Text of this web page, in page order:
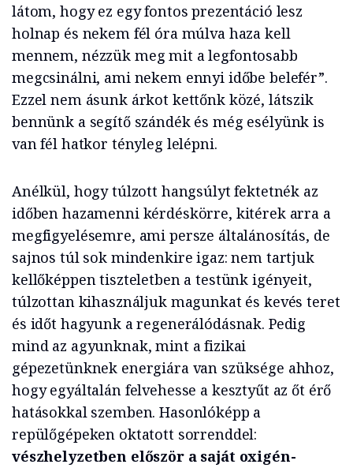
látom, hogy ez egy fontos prezentáció lesz
holnap és nekem fél óra múlva haza kell
mennem, nézzük meg mit a legfontosabb
megcsinálni, ami nekem ennyi időbe belefér”.
Ezzel nem ásunk árkot kettőnk közé, látszik
bennünk a segítő szándék és még esélyünk is
van fél hatkor tényleg lelépni.
Anélkül, hogy túlzott hangsúlyt fektetnék az
időben hazamenni kérdéskörre, kitérek arra a
megfigyelésemre, ami persze általánosítás, de
sajnos túl sok mindenkire igaz: nem tartjuk
kellőképpen tiszteletben a testünk igényeit,
túlzottan kihasználjuk magunkat és kevés teret
és időt hagyunk a regenerálódásnak. Pedig
mind az agyunknak, mint a fizikai
gépezetünknek energiára van szüksége ahhoz,
hogy egyáltalán felvehesse a kesztyűt az őt érő
hatásokkal szemben. Hasonlóképp a
repülőgépeken oktatott sorrenddel:
vészhelyzetben először a saját oxigén-